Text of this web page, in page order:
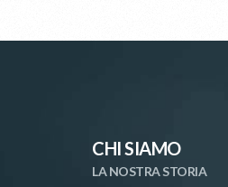
CHI SIAMO
LA NOSTRA STORIA